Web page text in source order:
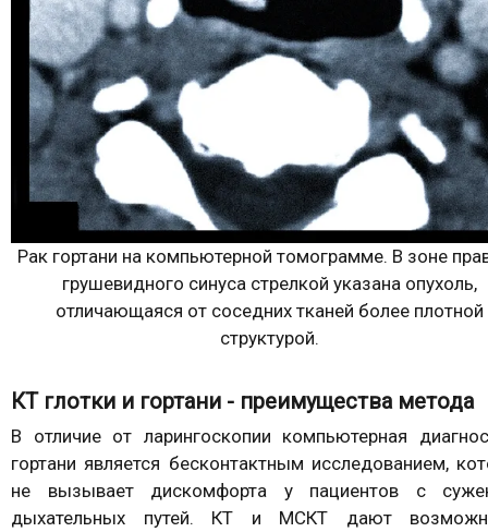
Рак гортани на компьютерной томограмме. В зоне
грушевидного синуса стрелкой указана опухоль,
отличающаяся от соседних тканей более плотной
структурой.
КТ глотки и гортани - преимущества метода
В отличие от ларингоскопии компьютерная
гортани является бесконтактным исследованием,
не вызывает дискомфорта у пациентов с
дыхательных путей. КТ и МСКТ дают